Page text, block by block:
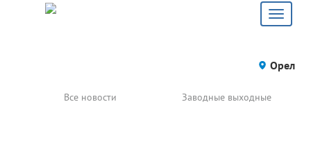
Toggle
Орел
Все новости Заводные выходные